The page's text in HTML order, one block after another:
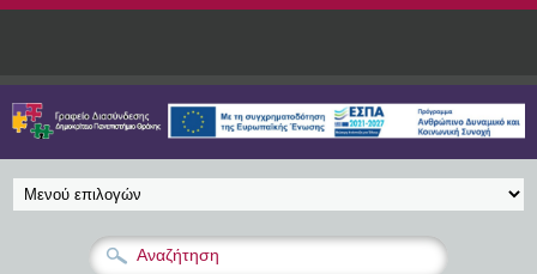
Παράκαμψη προς το κυρίως περιεχόμενο